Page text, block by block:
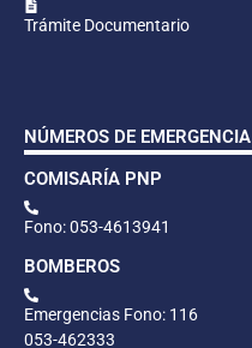
Trámite Documentario
NÚMEROS DE EMERGENCIA
COMISARÍA PNP
Fono: 053-4613941
BOMBEROS
Emergencias Fono: 116
053-462333